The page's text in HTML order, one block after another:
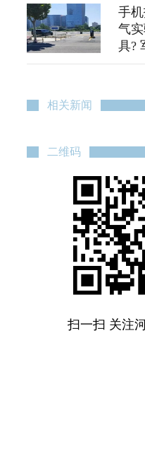
手
气
具? 军方发声;注意！
郑
相关新闻
二维码
扫一扫 关注